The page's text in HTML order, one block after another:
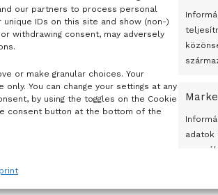
our partners to process personal
IDs on this site and show (non-)
withdrawing consent, may adversely
or make granular choices. Your
You can change your settings at any
by using the toggles on the Cookie
consent button at the bottom of the
adatok